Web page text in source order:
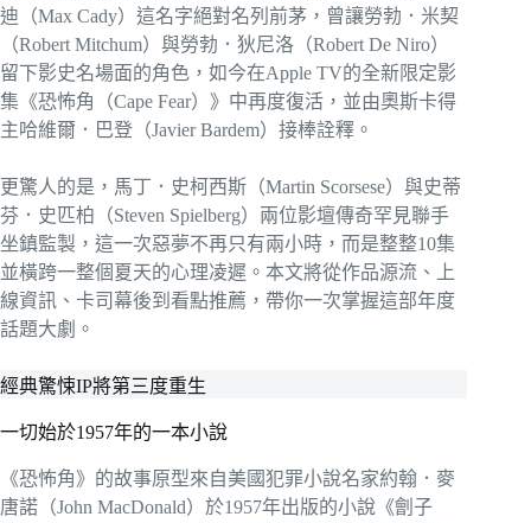
迪（Max Cady）這名字絕對名列前茅，曾讓勞勃．米契
（Robert Mitchum）與勞勃．狄尼洛（Robert De Niro）
留下影史名場面的角色，如今在Apple TV的全新限定影
集《恐怖角（Cape Fear）》中再度復活，並由奧斯卡得
主哈維爾．巴登（Javier Bardem）接棒詮釋。
更驚人的是，馬丁．史柯西斯（Martin Scorsese）與史蒂
芬．史匹柏（Steven Spielberg）兩位影壇傳奇罕見聯手
坐鎮監製，這一次惡夢不再只有兩小時，而是整整10集
並橫跨一整個夏天的心理凌遲。本文將從作品源流、上
線資訊、卡司幕後到看點推薦，帶你一次掌握這部年度
話題大劇。
經典驚悚IP將第三度重生
一切始於1957年的一本小說
《恐怖角》的故事原型來自美國犯罪小說名家約翰．麥
唐諾（John MacDonald）於1957年出版的小說《劊子